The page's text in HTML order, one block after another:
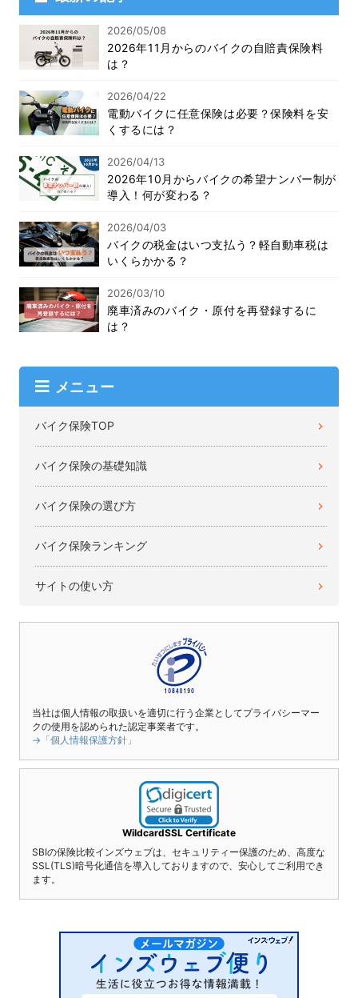
2026/05/08
2026年11月からのバイクの自賠責保険料
は？
2026/04/22
電動バイクに任意保険は必要？保険料を安
くするには？
2026/04/13
2026年10月からバイクの希望ナンバー制が
導入！何が変わる？
2026/04/03
バイクの税金はいつ支払う？軽自動車税は
いくらかかる？
2026/03/10
廃車済みのバイク・原付を再登録するに
は？
メニュー
バイク保険TOP
バイク保険の基礎知識
バイク保険の選び方
バイク保険ランキング
サイトの使い方
当社は個人情報の取扱いを適切に行う企業としてプライバシーマー
クの使用を認められた認定事業者です。
→「個人情報保護方針」
WildcardSSL Certificate
SBIの保険比較インズウェブは、セキュリティー保護のため、高度な
SSL(TLS)暗号化通信を導入しておりますので、安心してご利用でき
ます。